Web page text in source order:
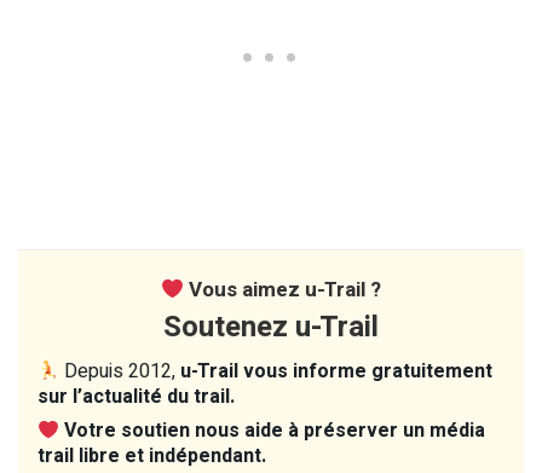
Vous aimez u-Trail ?
Soutenez u-Trail
Depuis 2012, u-Trail vous informe gratuitement
sur l’actualité du trail.
Votre soutien nous aide à préserver un média
trail libre et indépendant.